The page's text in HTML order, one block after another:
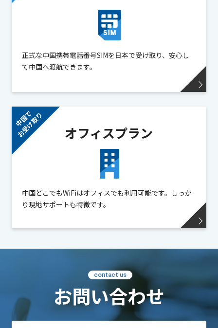
正式な中国携帯電話番号SIMを日本で受け取り、安心し
て中国へ渡航できます。
オフィスプラン
中国で
お受け取り
中国どこでもWiFiはオフィスでも利用可能です。しっか
り現地サポートも特徴です。
contact us
お問い合わせ